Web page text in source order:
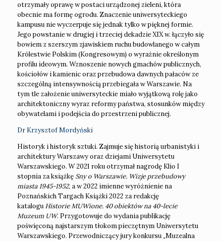
otrzymały oprawę w postaci urządzonej zieleni, która
obecnie ma formę ogrodu. Znaczenie uniwersyteckiego
kampusu nie wyczerpuje się jednak tylko w pięknej formie.
Jego powstanie w drugiej i trzeciej dekadzie XIX w. łączyło się
bowiem z szerszym zjawiskiem ruchu budowlanego w całym
Królestwie Polskim (Kongresowym) o wyraźnie określonym
profilu ideowym. Wznoszenie nowych gmachów publicznych,
kościołów i kamienic oraz przebudowa dawnych pałaców ze
szczególną intensywnością przebiegała w Warszawie. Na
tym tle założenie uniwersyteckie miało wyjątkową rolę jako
architektoniczny wyraz reformy państwa, stosunków między
obywatelami i podejścia do przestrzeni publicznej.
Dr Krzysztof Mordyński
Historyk i historyk sztuki. Zajmuje się historią urbanistyki i
architektury Warszawy oraz dziejami Uniwersytetu
Warszawskiego. W 2021 roku otrzymał nagrodę Klio I
stopnia za książkę Sny o Warszawie. Wizje przebudowy
miasta 1945-1952, a w 2022 imienne wyróżnienie na
Poznańskich Targach Książki 2022 za redakcję
kataloguHistorie MUWione. 40 obiektów na 40-lecie
Muzeum UW. Przygotowuje do wydania publikację
poświęconą najstarszym tłokom pieczętnym Uniwersytetu
Warszawskiego. Przewodniczący jury konkursu „Muzealna